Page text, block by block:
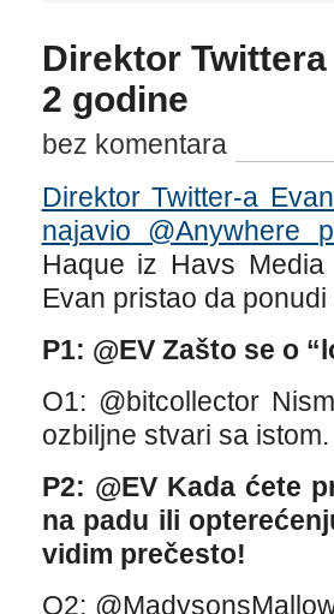
Direktor
2 godine
bez komentara
Direktor Twitter-a
najavio @Anywhere
Haque iz Havs
Evan pristao da
P1: @EV Zašto se o
O1: @bitcollector
ozbiljne stvari sa
P2: @EV Kada ćete
na padu ili
vidim prečesto!
O2: